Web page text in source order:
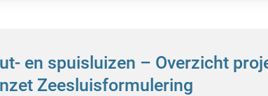
en spuisluizen – Overzicht
Zeesluisformulering